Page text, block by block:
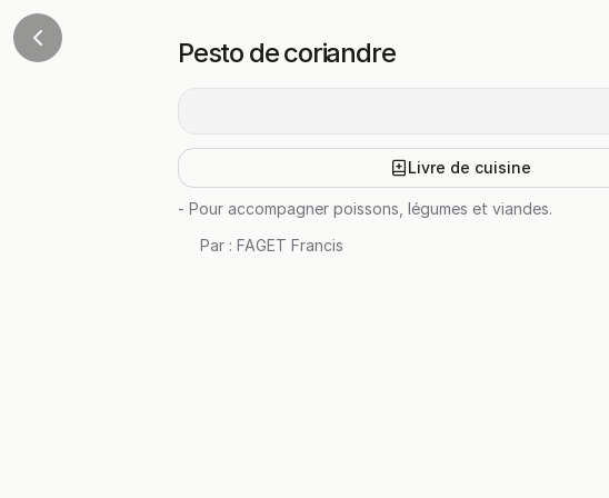
Pesto de coriandre
Livre de cuisine
- Pour accompagner poissons, légumes et viandes.
Par : FAGET Francis